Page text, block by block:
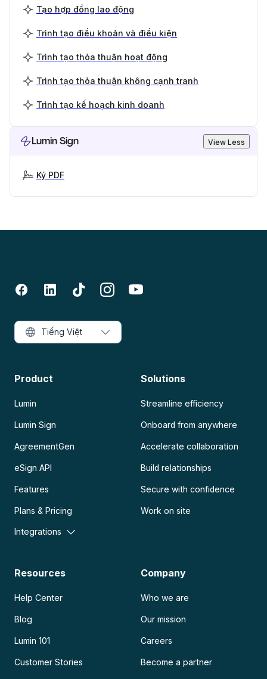
Tạo hợp đồng lao động
Trình tạo điều khoản và điều kiện
Trình tạo thỏa thuận hoạt động
Trình tạo thỏa thuận không cạnh tranh
Trình tạo kế hoạch kinh doanh
Lumin Sign View Less
Ký PDF
Product
Lumin
Lumin Sign
AgreementGen
eSign API
Features
Plans & Pricing
Integrations
Solutions
Streamline efficiency
Onboard from anywhere
Accelerate collaboration
Build relationships
Secure with confidence
Work on site
Resources
Help Center
Blog
Lumin 101
Customer Stories
Company
Who we are
Our mission
Careers
Become a partner
Tiếng Việt